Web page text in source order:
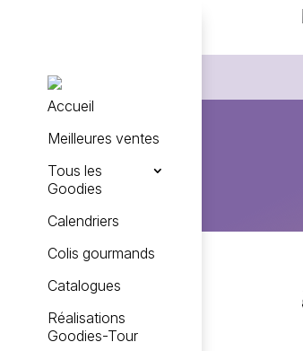
Accueil
Meilleures ventes
Tous les
Goodies
Calendriers
Colis gourmands
Catalogues
Réalisations
Goodies-Tour